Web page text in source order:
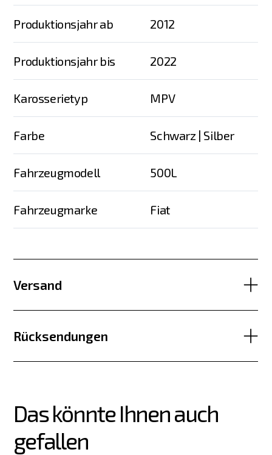
Produktionsjahr ab 2012
Produktionsjahr bis 2022
Karosserietyp MPV
Farbe Schwarz | Silber
Fahrzeugmodell 500L
Fahrzeugmarke Fiat
Versand
Rücksendungen
Das könnte Ihnen auch
gefallen